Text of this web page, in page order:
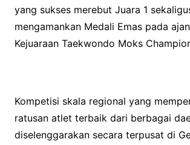
yang sukses merebut Juara 1
mengamankan Medali Emas pada
Kejuaraan Taekwondo Moks
Kompetisi skala regional yang
ratusan atlet terbaik dari berbagai
diselenggarakan secara terpusat di